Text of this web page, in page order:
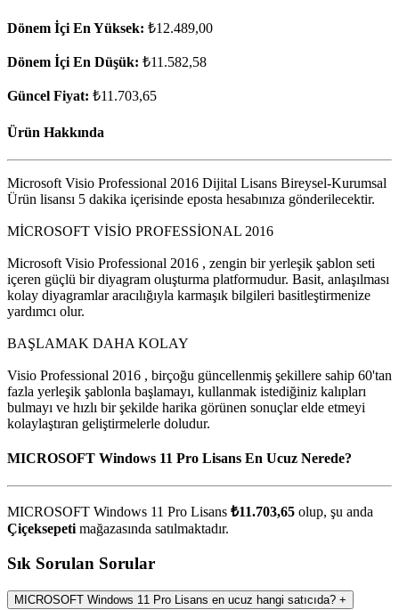
Dönem İçi En Yüksek: ₺12.489,00
Dönem İçi En Düşük: ₺11.582,58
Güncel Fiyat: ₺11.703,65
Ürün Hakkında
Microsoft Visio Professional 2016 Dijital Lisans Bireysel-Kurumsal
Ürün lisansı 5 dakika içerisinde eposta hesabınıza gönderilecektir.
MİCROSOFT VİSİO PROFESSİONAL 2016
Microsoft Visio Professional 2016 , zengin bir yerleşik şablon seti
içeren güçlü bir diyagram oluşturma platformudur. Basit, anlaşılması
kolay diyagramlar aracılığıyla karmaşık bilgileri basitleştirmenize
yardımcı olur.
BAŞLAMAK DAHA KOLAY
Visio Professional 2016 , birçoğu güncellenmiş şekillere sahip 60'tan
fazla yerleşik şablonla başlamayı, kullanmak istediğiniz kalıpları
bulmayı ve hızlı bir şekilde harika görünen sonuçlar elde etmeyi
kolaylaştıran geliştirmelerle doludur.
MICROSOFT Windows 11 Pro Lisans En Ucuz Nerede?
MICROSOFT Windows 11 Pro Lisans ₺11.703,65 olup, şu anda
Çiçeksepeti mağazasında satılmaktadır.
Sık Sorulan Sorular
MICROSOFT Windows 11 Pro Lisans en ucuz hangi satıcıda? +